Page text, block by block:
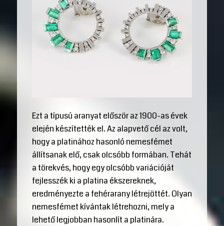
Ezt a típusú aranyat először az 1900-as évek
elején készítették el. Az alapvető cél az volt,
hogy a platinához hasonló nemesfémet
állítsanak elő, csak olcsóbb formában. Tehát
a törekvés, hogy egy olcsóbb variációját
fejlesszék ki a platina ékszereknek,
eredményezte a fehérarany létrejöttét. Olyan
nemesfémet kívántak létrehozni, mely a
lehető legjobban hasonlít a platinára.